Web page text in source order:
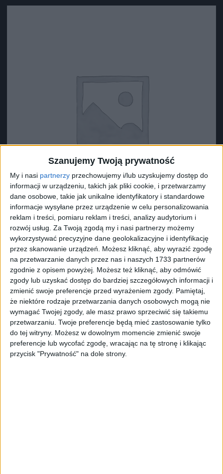
Szanujemy Twoją prywatność
My i nasi partnerzy przechowujemy i/lub uzyskujemy dostęp do
informacji w urządzeniu, takich jak pliki cookie, i przetwarzamy
dane osobowe, takie jak unikalne identyfikatory i standardowe
informacje wysyłane przez urządzenie w celu personalizowania
reklam i treści, pomiaru reklam i treści, analizy audytorium i
rozwój usług. Za Twoją zgodą my i nasi partnerzy możemy
wykorzystywać precyzyjne dane geolokalizacyjne i identyfikację
przez skanowanie urządzeń. Możesz kliknąć, aby wyrazić zgodę
na przetwarzanie danych przez nas i naszych 1733 partnerów
zgodnie z opisem powyżej. Możesz też kliknąć, aby odmówić
zgody lub uzyskać dostęp do bardziej szczegółowych informacji i
zmienić swoje preferencje przed wyrażeniem zgody. Pamiętaj,
że niektóre rodzaje przetwarzania danych osobowych mogą nie
wymagać Twojej zgody, ale masz prawo sprzeciwić się takiemu
przetwarzaniu. Twoje preferencje będą mieć zastosowanie tylko
do tej witryny. Możesz w dowolnym momencie zmienić swoje
preferencje lub wycofać zgodę, wracając na tę stronę i klikając
przycisk "Prywatność" na dole strony.
Surron Podkładka 2 (?34*?29*15)
8,73zł
ZOBACZ WIĘCEJ